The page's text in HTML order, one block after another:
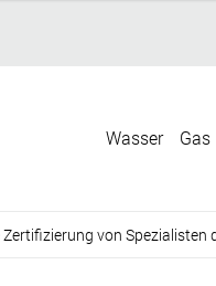
Wasser Gas
von